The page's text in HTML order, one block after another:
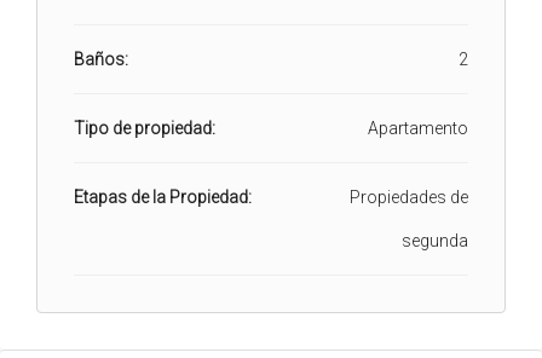
Baños: 2
Tipo de propiedad: Apartamento
Etapas de la Propiedad: Propiedades de
segunda